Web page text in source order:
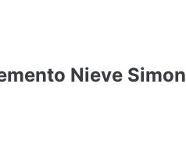
Nieve Simon